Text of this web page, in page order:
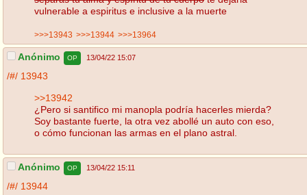
vulnerable a espiritus e inclusive a la muerte
>>>13943 >>>13944 >>>13964
Anónimo OP 13/04/22 15:07
/#/ 13943
>>13942
¿Pero si santifico mi manopla podría hacerles mierda?
Soy bastante fuerte, la otra vez abollé un auto con eso,
o cómo funcionan las armas en el plano astral.
Anónimo OP 13/04/22 15:11
/#/ 13944